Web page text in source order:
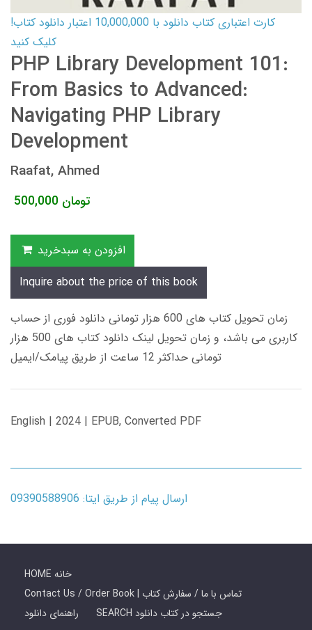
کارت اعتباری کتاب دانلود با 10,000,000 اعتبار دانلود کتاب!
کلیک کنید
PHP Library Development 101:
From Basics to Advanced:
Navigating PHP Library
Development
Raafat, Ahmed
500,000 تومان
افزودن به سبدخرید
Inquire about the price of this book
زمان تحویل کتاب های 600 هزار تومانی دانلود فوری از حساب
کاربری می باشد، و زمان تحویل لینک دانلود کتاب های 500 هزار
تومانی حداکثر 12 ساعت از طریق پیامک/ایمیل
English | 2024 | EPUB, Converted PDF
ارسال پیام از طریق ایتا: 09390588906
HOME خانه
Contact Us / Order Book | تماس با ما / سفارش کتاب
راهنمای دانلود
SEARCH جستجو در کتاب دانلود